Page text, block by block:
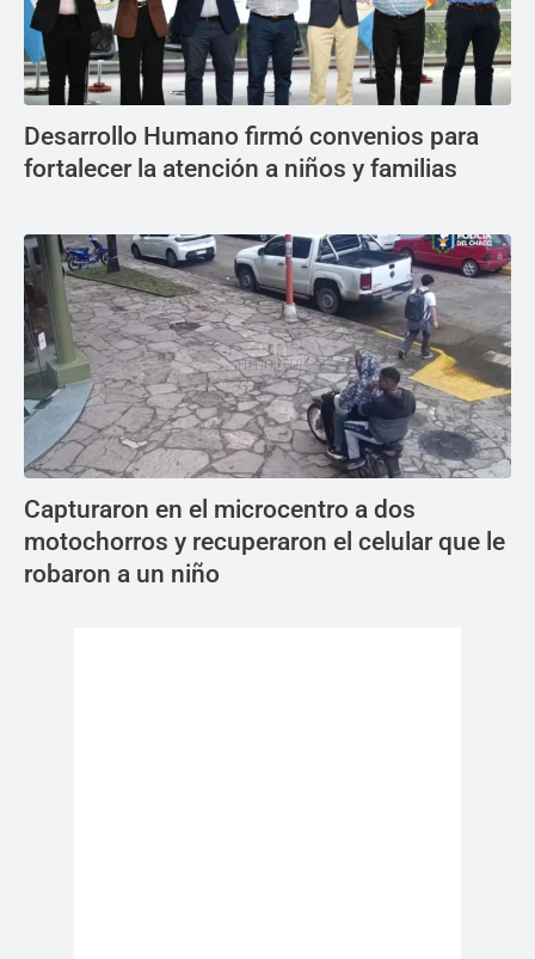
Desarrollo Humano firmó convenios para
fortalecer la atención a niños y familias
Capturaron en el microcentro a dos
motochorros y recuperaron el celular que le
robaron a un niño